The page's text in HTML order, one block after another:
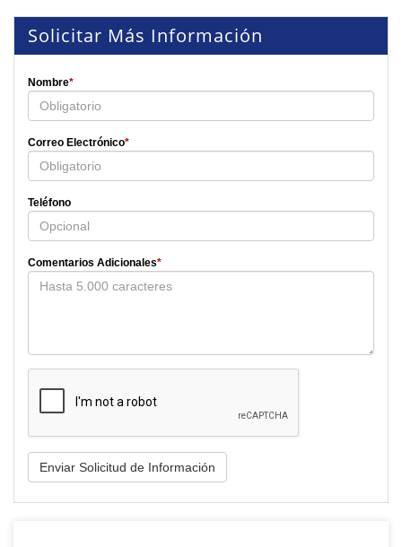
Solicitar Más Información
Nombre*
Correo Electrónico*
Teléfono
Comentarios Adicionales*